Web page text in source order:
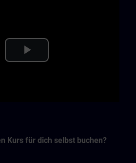
Play
Kurs für dich selbst buchen?